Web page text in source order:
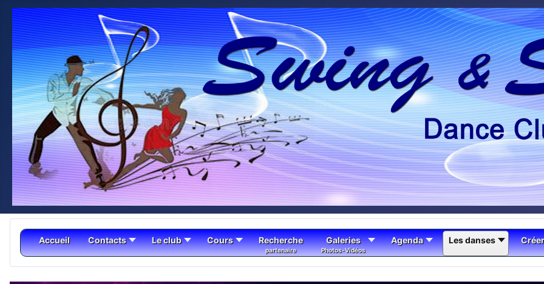
Accueil Contacts Le club Cours Recherche
partenaire
Galeries
Photos-Vidéos
Agenda Les danses